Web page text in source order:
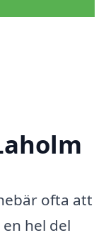
ofta att
hel del